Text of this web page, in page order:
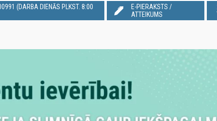
(DARBA DIENĀS PLKST. 8:00
E-PIERAKSTS /
ATTEIKUMS